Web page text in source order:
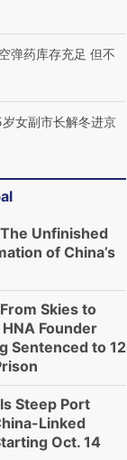
弹药库存充足 但不
女副市长解冬进京
Unfinished
of China’s
Skies to
Founder
Sentenced to 12
Steep Port
Linked
Oct. 14